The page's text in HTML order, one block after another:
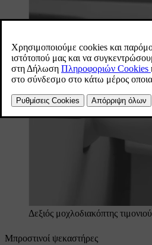
Δεξιός μοχλοδιακόπτης τιμονιού
Μπροστινοί ψεκαστήρες